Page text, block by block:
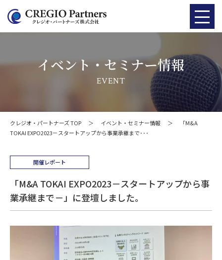
イベント・セミナー情報
EVENT
クレジオ・パートナーズ TOP ＞ イベント・セミナー情報 ＞
「M&A
TOKAI EXPO2023－スタートアップから事業承継まで･･･
開催レポート
「M&A TOKAI EXPO2023－スタートアップから事
業承継まで－」に登壇しました。